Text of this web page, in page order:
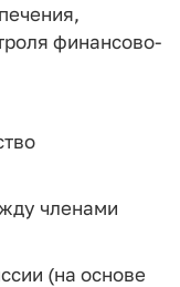
финансово-
членами
(на основе